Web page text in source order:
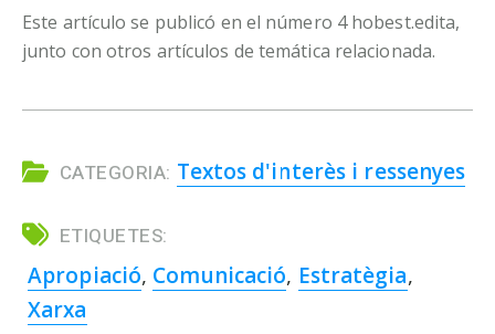
Este artículo se publicó en el número 4 hobest.edita,
junto con otros artículos de temática relacionada.
CATEGORIA: Textos d'interès i ressenyes
ETIQUETES:
Apropiació, Comunicació, Estratègia,
Xarxa